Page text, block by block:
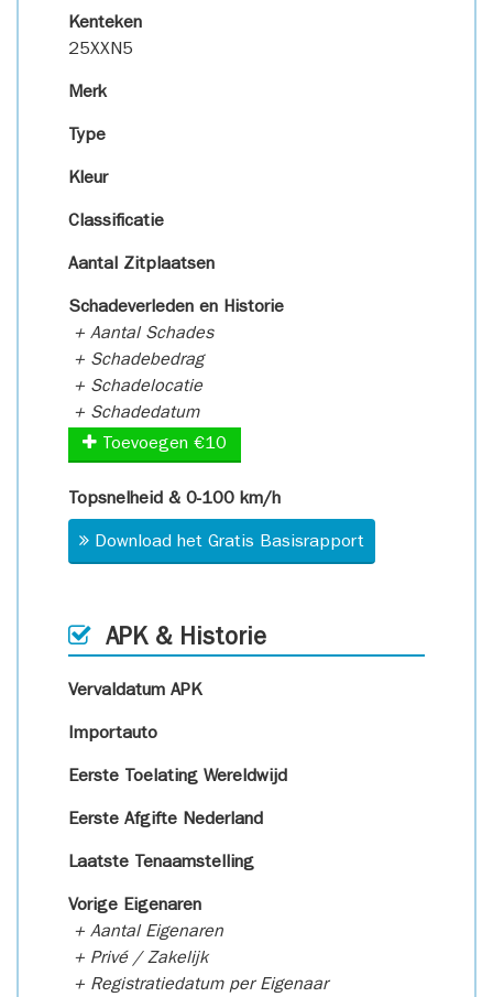
Kenteken
25XXN5
Merk
Type
Kleur
Classificatie
Aantal Zitplaatsen
Schadeverleden en Historie
+ Aantal Schades
+ Schadebedrag
+ Schadelocatie
+ Schadedatum
Toevoegen €10
Topsnelheid & 0-100 km/h
Download het Gratis Basisrapport
APK & Historie
Vervaldatum APK
Importauto
Eerste Toelating Wereldwijd
Eerste Afgifte Nederland
Laatste Tenaamstelling
Vorige Eigenaren
+ Aantal Eigenaren
+ Privé / Zakelijk
+ Registratiedatum per Eigenaar